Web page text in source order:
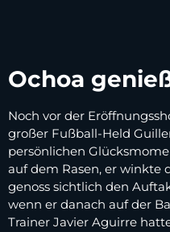
Ochoa
Noch vor der
großer Fußball-Held
persönlichen
auf dem Rasen, er winkte
genoss sichtlich den
wenn er danach auf der
Trainer Javier Aguirre